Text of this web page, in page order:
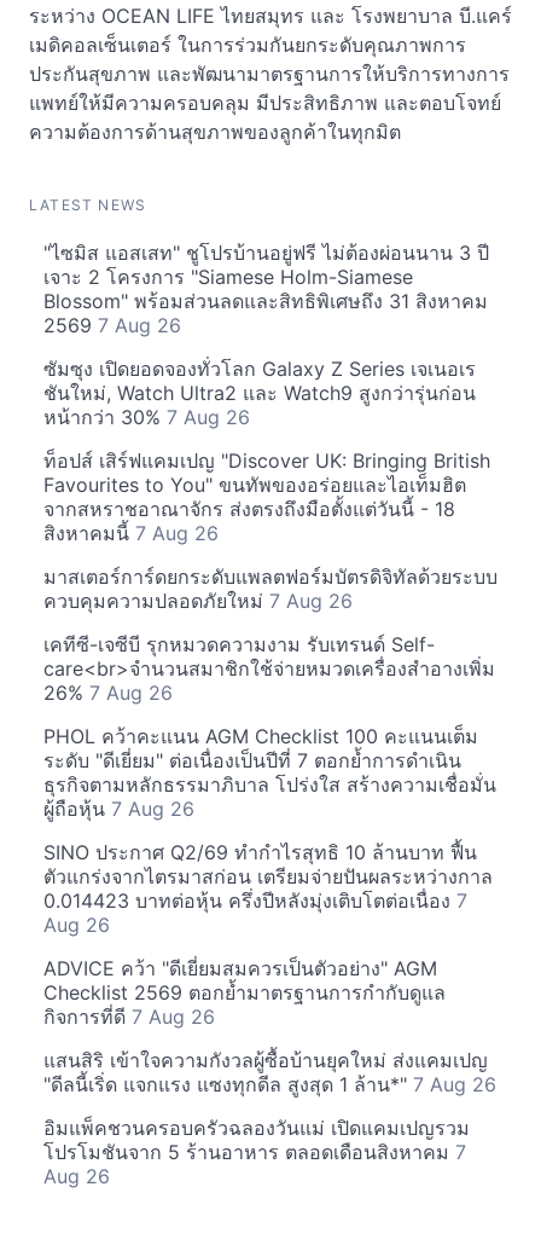
ระหว่าง OCEAN LIFE ไทยสมุทร และ โรงพยาบาล บี.แคร์
เมดิคอลเซ็นเตอร์ ในการร่วมกันยกระดับคุณภาพการ
ประกันสุขภาพ และพัฒนามาตรฐานการให้บริการทางการ
แพทย์ให้มีความครอบคลุม มีประสิทธิภาพ และตอบโจทย์
ความต้องการด้านสุขภาพของลูกค้าในทุกมิต
LATEST NEWS
"ไซมิส แอสเสท" ชูโปรบ้านอยู่ฟรี ไม่ต้องผ่อนนาน 3 ปี
เจาะ 2 โครงการ "Siamese Holm-Siamese
Blossom" พร้อมส่วนลดและสิทธิพิเศษถึง 31 สิงหาคม
2569 7 Aug 26
ซัมซุง เปิดยอดจองทั่วโลก Galaxy Z Series เจเนอเร
ชันใหม่, Watch Ultra2 และ Watch9 สูงกว่ารุ่นก่อน
หน้ากว่า 30% 7 Aug 26
ท็อปส์ เสิร์ฟแคมเปญ "Discover UK: Bringing British
Favourites to You" ขนทัพของอร่อยและไอเท็มฮิต
จากสหราชอาณาจักร ส่งตรงถึงมือตั้งแต่วันนี้ - 18
สิงหาคมนี้ 7 Aug 26
มาสเตอร์การ์ดยกระดับแพลตฟอร์มบัตรดิจิทัลด้วยระบบ
ควบคุมความปลอดภัยใหม่ 7 Aug 26
เคทีซี-เจซีบี รุกหมวดความงาม รับเทรนด์ Self-
care<br>จำนวนสมาชิกใช้จ่ายหมวดเครื่องสำอางเพิ่ม
26% 7 Aug 26
PHOL คว้าคะแนน AGM Checklist 100 คะแนนเต็ม
ระดับ "ดีเยี่ยม" ต่อเนื่องเป็นปีที่ 7 ตอกย้ำการดำเนิน
ธุรกิจตามหลักธรรมาภิบาล โปร่งใส สร้างความเชื่อมั่น
ผู้ถือหุ้น 7 Aug 26
SINO ประกาศ Q2/69 ทำกำไรสุทธิ 10 ล้านบาท ฟื้น
ตัวแกร่งจากไตรมาสก่อน เตรียมจ่ายปันผลระหว่างกาล
0.014423 บาทต่อหุ้น ครึ่งปีหลังมุ่งเติบโตต่อเนื่อง 7
Aug 26
ADVICE คว้า "ดีเยี่ยมสมควรเป็นตัวอย่าง" AGM
Checklist 2569 ตอกย้ำมาตรฐานการกำกับดูแล
กิจการที่ดี 7 Aug 26
แสนสิริ เข้าใจความกังวลผู้ซื้อบ้านยุคใหม่ ส่งแคมเปญ
"ดีลนี้เริ่ด แจกแรง แซงทุกดีล สูงสุด 1 ล้าน*" 7 Aug 26
อิมแพ็คชวนครอบครัวฉลองวันแม่ เปิดแคมเปญรวม
โปรโมชันจาก 5 ร้านอาหาร ตลอดเดือนสิงหาคม 7
Aug 26